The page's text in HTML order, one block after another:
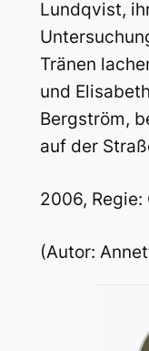
Lundqvist,
Tränen
und
Bergström,
auf der
2006, Regie:
(Autor: